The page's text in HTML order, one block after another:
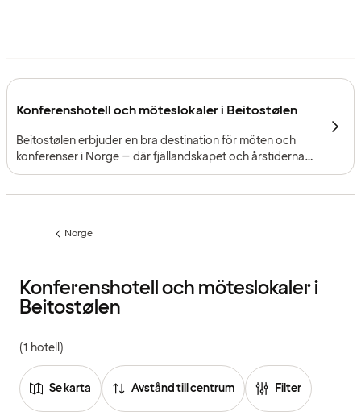
Konferenshotell och möteslokaler i Beitostølen
Beitostølen erbjuder en bra destination för möten och
konferenser i Norge – där fjällandskapet och årstidernas
variation samlar deltagare kring program med fokus,
Föregående
Norge
Konferenshotell och möteslokaler i
Beitostølen
(1 hotell)
Se karta Avstånd till centrum Filter